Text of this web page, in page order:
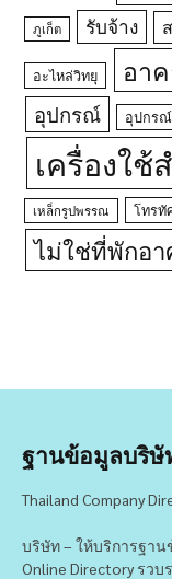
ภูเก็ต รับจ้าง
อะไหล่วิทยุ อา
อุปกรณ์ อุปกรณ์
เครื่องใช้
เหล็กรูปพรรณ โทรทั
ไม่ใช่ที่พักอา
ฐานข้อมูลบริษั
Thailand Company
บริษัท – ให้บริการฐา
Online Directory รว